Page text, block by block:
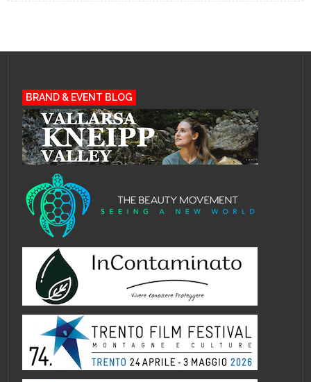
BRAND & EVENT BLOG